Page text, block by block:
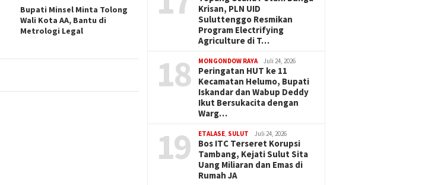
Bupati Minsel Minta Tolong
Wali Kota AA, Bantu di
Metrologi Legal
Krisan, PLN UID
Suluttenggo Resmikan
Program Electrifying
Agriculture di T…
18 MONGONDOW RAYA Juli 24, 2026
Peringatan HUT ke 11
Kecamatan Helumo, Bupati
Iskandar dan Wabup Deddy
Ikut Bersukacita dengan
Warg…
19 ETALASE SULUT Juli 24, 2026
Bos ITC Terseret Korupsi
Tambang, Kejati Sulut Sita
Uang Miliaran dan Emas di
Rumah JA